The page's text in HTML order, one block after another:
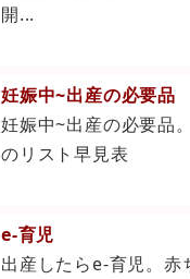
開...
妊娠中~出産の必要品
妊娠中~出産の必要品
のリスト早見表
e-育児
出産したらe-育児。赤